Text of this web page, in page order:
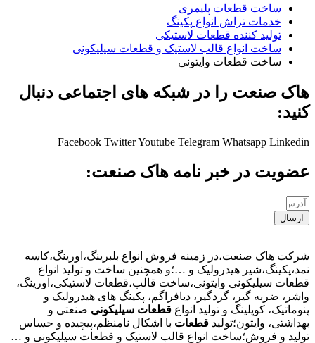
ساخت قطعات پلیمری
خدمات تراش انواع پکینگ
تولید کننده قطعات لاستیکی
ساخت انواع قالب لاستیک و قطعات سیلیکونی
ساخت قطعات وایتونی
هاک صنعت را در شبکه های اجتماعی دنبال
کنید:
Facebook TwitterYoutube Telegram Whatsapp Linkedin
عضویت در خبر نامه هاک صنعت:
ارسال
شرکت هاک صنعت،در زمینه فروش انواع بلبرینگ،اورینگ،کاسه
نمد،پکینگ،شیر هیدرولیک و …؛و همچنین ساخت و تولید انواع
قطعات سیلیکونی وایتونی،ساخت قالب،قطعات لاستیکی،اورینگ،
واشر، ضربه گیر، گردگیر، دیافراگم، پکینگ های هیدرولیک و
پنوماتیک، کوپلینگ و تولید انواع قطعات سیلیکونی صنعتی و
بهداشتی، وایتون؛تولید قطعات با اشکال نامنظم،پیچیده و حساس
تولید و فروش؛ساخت انواع قالب لاستیک و قطعات سیلیکونی و …